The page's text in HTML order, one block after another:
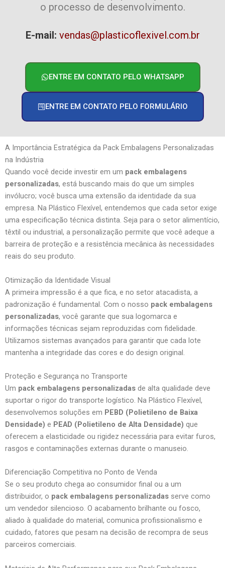
o processo de desenvolvimento.
E-mail: vendas@plasticoflexivel.com.br
ENTRE EM CONTATO PELO WHATSAPP
ENTRE EM CONTATO PELO FORMULÁRIO
A Importância Estratégica da Pack Embalagens Personalizadas
na Indústria
Quando você decide investir em um pack embalagens
personalizadas, está buscando mais do que um simples
invólucro; você busca uma extensão da identidade da sua
empresa. Na Plástico Flexível, entendemos que cada setor exige
uma especificação técnica distinta. Seja para o setor alimentício,
têxtil ou industrial, a personalização permite que você adeque a
barreira de proteção e a resistência mecânica às necessidades
reais do seu produto.
Otimização da Identidade Visual
A primeira impressão é a que fica, e no setor atacadista, a
padronização é fundamental. Com o nosso pack embalagens
personalizadas, você garante que sua logomarca e
informações técnicas sejam reproduzidas com fidelidade.
Utilizamos sistemas avançados para garantir que cada lote
mantenha a integridade das cores e do design original.
Proteção e Segurança no Transporte
Um pack embalagens personalizadas de alta qualidade deve
suportar o rigor do transporte logístico. Na Plástico Flexível,
desenvolvemos soluções em PEBD (Polietileno de Baixa
Densidade) e PEAD (Polietileno de Alta Densidade) que
oferecem a elasticidade ou rigidez necessária para evitar furos,
rasgos e contaminações externas durante o manuseio.
Diferenciação Competitiva no Ponto de Venda
Se o seu produto chega ao consumidor final ou a um
distribuidor, o pack embalagens personalizadas serve como
um vendedor silencioso. O acabamento brilhante ou fosco,
aliado à qualidade do material, comunica profissionalismo e
cuidado, fatores que pesam na decisão de recompra de seus
parceiros comerciais.